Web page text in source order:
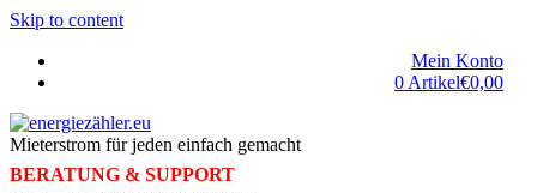
Skip to content
Mein Konto
0 Artikel€0,00
Mieterstrom für jeden einfach gemacht
BERATUNG & SUPPORT